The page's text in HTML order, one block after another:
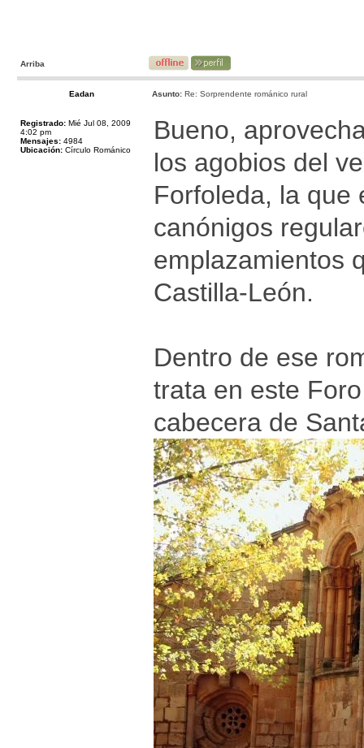
Arriba
Eadan Asunto: Re: Sorprendente románico rural
Registrado: Mié Jul 08, 2009
4:02 pm
Mensajes: 4984
Ubicación: Círculo Románico
Bueno,
los agobios del
Forfoleda, la que
canónigos
emplazamientos
Castilla-León.
Dentro de ese
trata en este
cabecera de